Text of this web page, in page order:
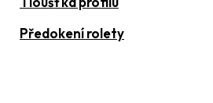
Předokení rolety